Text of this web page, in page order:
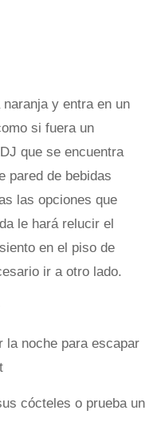
y entra en un
si fuera un
que se encuentra
pared de bebidas
las opciones que
le hará relucir el
en el piso de
ir a otro lado.
la noche para escapar
cócteles o prueba un